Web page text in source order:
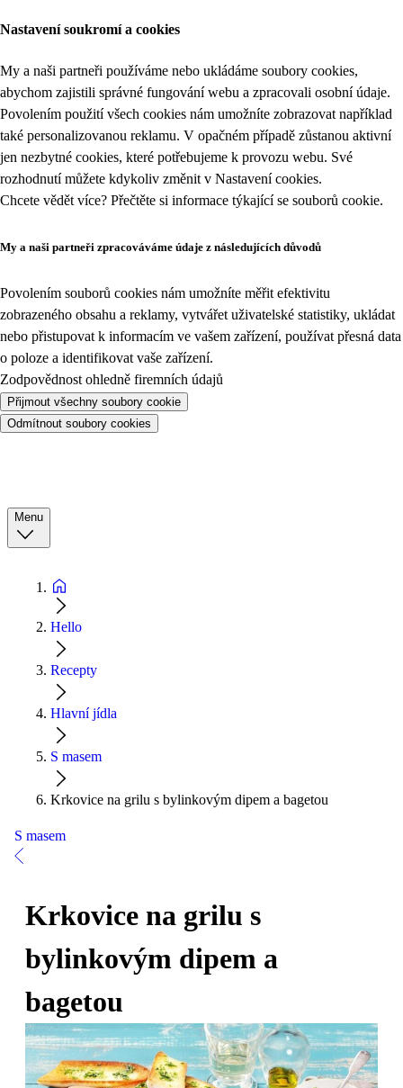
Nastavení soukromí a cookies
My a naši partneři používáme nebo ukládáme soubory cookies,
abychom zajistili správné fungování webu a zpracovali osobní údaje.
Povolením použití všech cookies nám umožníte zobrazovat například
také personalizovanou reklamu. V opačném případě zůstanou aktivní
jen nezbytné cookies, které potřebujeme k provozu webu. Své
rozhodnutí můžete kdykoliv změnit v Nastavení cookies.
Chcete vědět více? Přečtěte si informace týkající se souborů cookie.
My a naši partneři zpracováváme údaje z následujících důvodů
Povolením souborů cookies nám umožníte měřit efektivitu
zobrazeného obsahu a reklamy, vytvářet uživatelské statistiky, ukládat
nebo přistupovat k informacím ve vašem zařízení, používat přesná data
o poloze a identifikovat vaše zařízení.
Zodpovědnost ohledně firemních údajů
Přijmout všechny soubory cookie
Odmítnout soubory cookies
Menu
Hello
Recepty
Hlavní jídla
S masem
Krkovice na grilu s bylinkovým dipem a bagetou
S masem
Krkovice na grilu s
bylinkovým dipem a
bagetou